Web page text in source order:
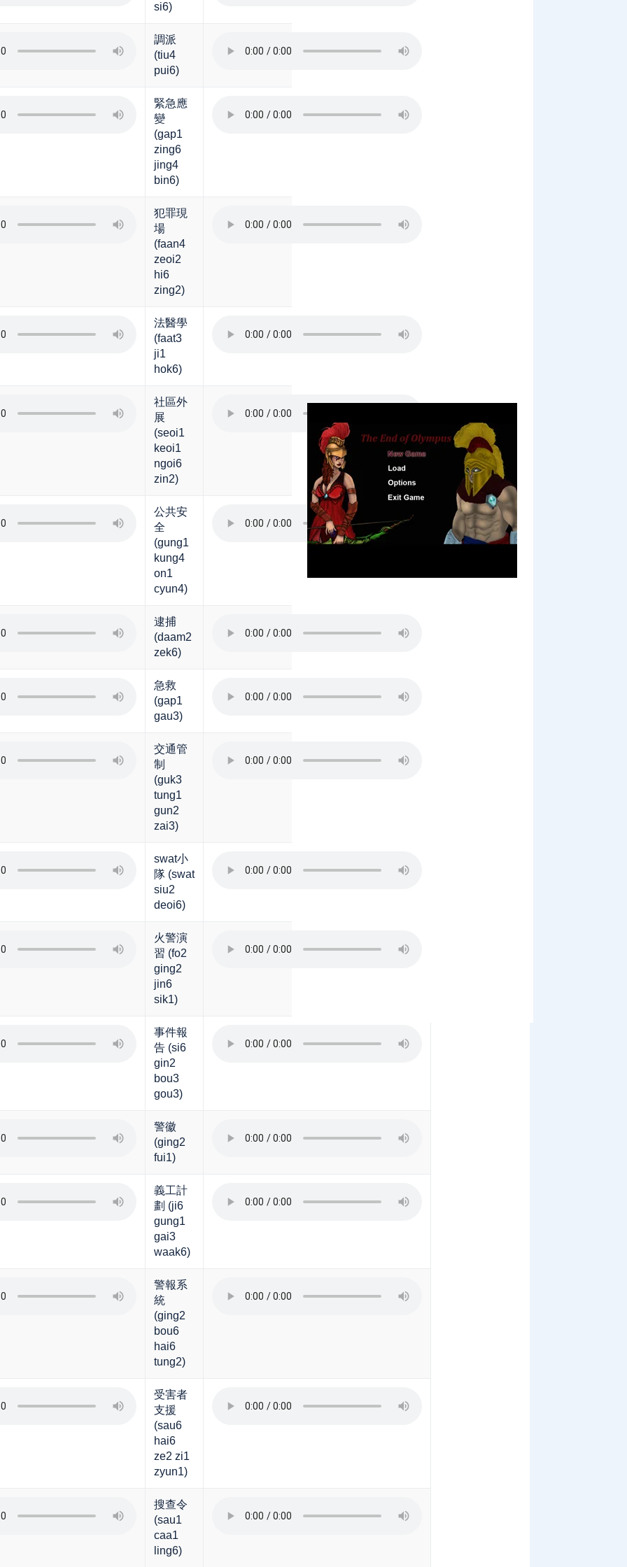
si6)
調派
(tiu4
pui6)
緊急應
變
(gap1
zing6
jing4
bin6)
犯罪現
場
(faan4
zeoi2
hi6
zing2)
法醫學
(faat3
ji1
hok6)
社區外
展
(seoi1
keoi1
ngoi6
zin2)
公共安
全
(gung1
kung4
on1
cyun4)
逮捕
(daam2
zek6)
急救
(gap1
gau3)
交通管
制
(guk3
tung1
gun2
zai3)
swat小
隊 (swat
siu2
deoi6)
火警演
習 (fo2
ging2
jin6
sik1)
事件報
告 (si6
gin2
bou3
gou3)
警徽
(ging2
fui1)
義工計
劃 (ji6
gung1
gai3
waak6)
警報系
統
(ging2
bou6
hai6
tung2)
受害者
支援
(sau6
hai6
ze2 zi1
zyun1)
搜查令
(sau1
caa1
ling6)